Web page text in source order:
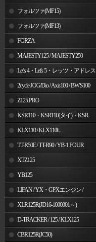
フォルツァ(MF15)
フォルツァ(MF13)
FORZA
MAJESTY125 / MAJESTY250
Let's 4・Let's 5・レッツ・アドレス
V50 2cycle JOG/Dio / Axis100 / BW'S100
Z125 PRO
KSR110・KSR110(タイ)・KSR-
I/II・KSR PRO
KLX110 / KLX110L
TT-R50E / TT-R90 / YB-1 FOUR
XTZ125
YB125
LIFAN / YX・GPXエンジン /
JinchengXLR125R(JD16-1000001～)
D-TRACKER / 125 / KLX125
CBR125R(JC50)